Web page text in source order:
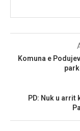
Komuna e
PD: Nuk u